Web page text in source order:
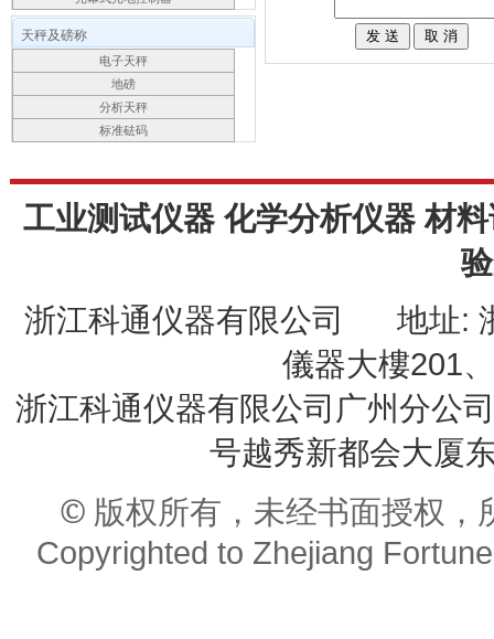
天秤及磅称
电子天秤
地磅
分析天秤
标准砝码
工业测试仪器 化学分析仪器 材
浙江科通仪器有限公司 地址:
儀器大樓201
浙江科通仪器有限公司广州分
号越秀新都会大厦
© 版权所有，未经书面授权，
Copyrighted to Zhejiang